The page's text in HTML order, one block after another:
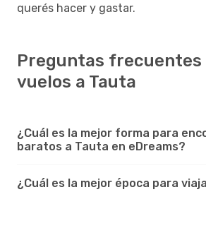
querés hacer y gastar.
Preguntas frecuentes
vuelos a Tauta
¿Cuál es la mejor forma para
baratos a Tauta en eDreams?
¿Cuál es la mejor época para